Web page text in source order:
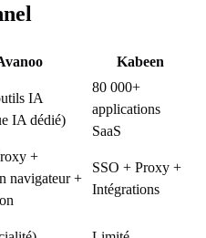
Kabeen
IA
IA dédié)
80 000+
applications
SaaS
+
navigateur +
SSO + Proxy +
Intégrations